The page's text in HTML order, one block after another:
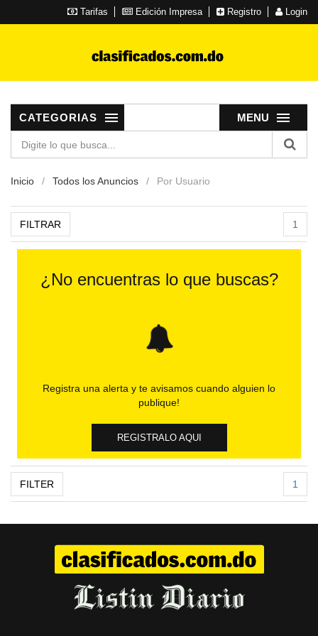
Tarifas Edición Impresa Registro Login
MENU
CATEGORIAS
Inicio Todos los Anuncios Por Usuario
FILTRAR 1
¿No encuentras lo que buscas?
Registra una alerta y te avisamos cuando alguien lo
publique!
REGISTRALO AQUI
FILTER 1